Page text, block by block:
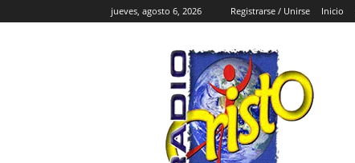
jueves, agosto 6, 2026 Registrarse / Unirse Inicio